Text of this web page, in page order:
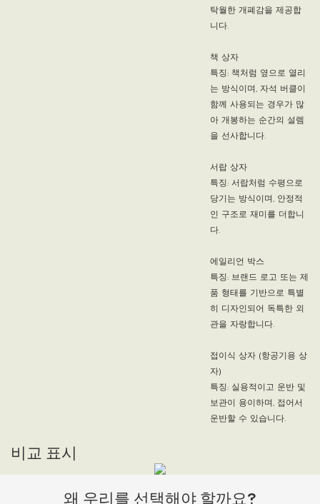
탁월한 개폐감을 제공합
니다.
책 상자
특징: 책처럼 옆으로 열리
는 방식이며, 자석 버클이
함께 사용되는 경우가 많
아 개봉하는 순간의 설렘
을 선사합니다.
서랍 상자
특징: 서랍처럼 수평으로
당기는 방식이며, 안정적
인 구조로 재미를 더합니
다.
에일리언 박스
특징: 브랜드 로고 또는 제
품 형태를 기반으로 특별
히 디자인되어 독특한 외
관을 자랑합니다.
접이식 상자 (항공기용 상
자)
특징: 실용적이고 운반 및
보관이 용이하며, 접어서
운반할 수 있습니다.
비교 표시
왜 우리를 선택해야 할까요?